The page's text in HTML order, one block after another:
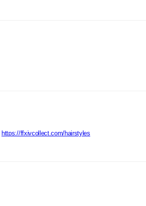
https://ffxivcollect.com/hairstyles